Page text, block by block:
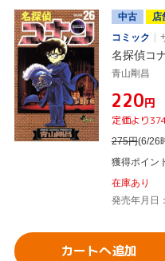
中古
店
コミック
名探偵コ
青山剛昌
¥220円
定価より
275円(6/26
獲得ポイン
在庫あり
発売年月日
カートへ追加